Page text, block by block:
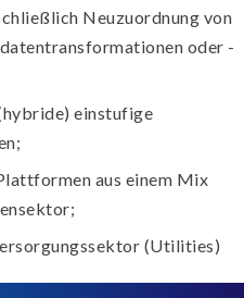
Neuzuordnung von
oder -
einstufige
aus einem Mix
(Utilities)